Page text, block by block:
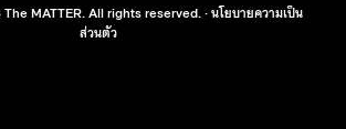
MATTER. All rights reserved. ·นโยบายความเป็น
ส่วนตัว